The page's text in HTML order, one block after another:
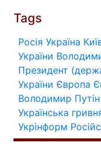
Tags
Росія Україна
України
Президент
України Європа
Володимир Путін
Українська
Укрінформ